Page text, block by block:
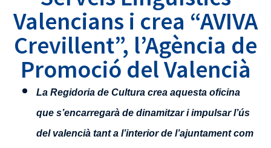
Valencians i crea “AVIVA
Crevillent”, l’Agència de
Promoció del Valencià
La Regidoria de Cultura crea aquesta oficina
que s’encarregarà de dinamitzar i impulsar l’ús
del valencià tant a l’interior de l’ajuntament com